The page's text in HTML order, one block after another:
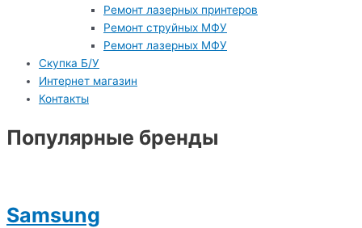
Ремонт лазерных принтеров
Ремонт струйных МФУ
Ремонт лазерных МФУ
Скупка Б/У
Интернет магазин
Контакты
Популярные бренды
Samsung